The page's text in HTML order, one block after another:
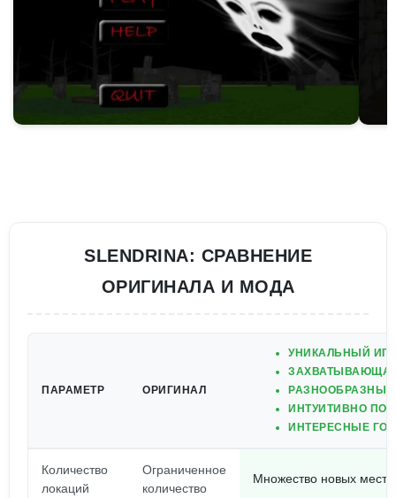
SLENDRINA: СРАВНЕНИЕ
ОРИГИНАЛА И МОДА
ПАРАМЕТР ОРИГИНАЛ
УНИКАЛЬНЫЙ
ИНТУИТИВНО
ИНТЕРЕСНЫЕ
Количество
локаций
Ограниченное
количество
Множество новых мест